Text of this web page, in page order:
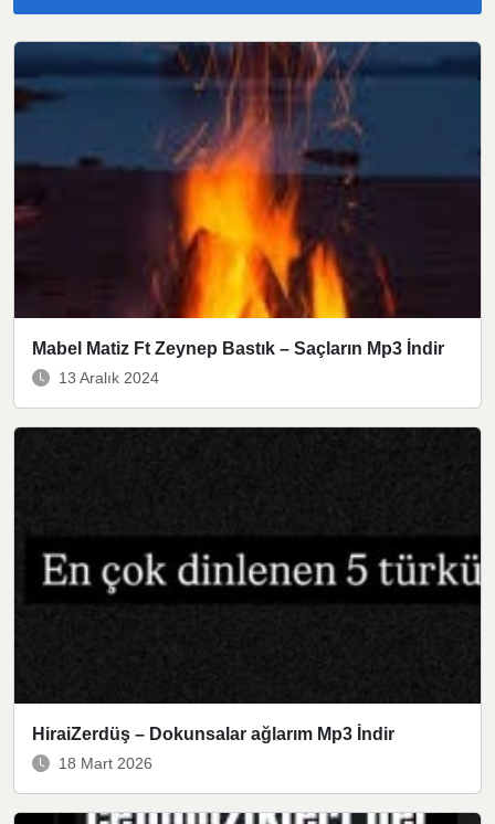
Mabel Matiz Ft Zeynep Bastık – Saçların Mp3 İndir
13 Aralık 2024
HiraiZerdüş – Dokunsalar ağlarım Mp3 İndir
18 Mart 2026